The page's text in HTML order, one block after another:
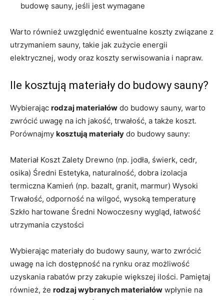
budowę sauny, jeśli jest wymagane
Warto również uwzględnić ewentualne koszty związane z
utrzymaniem sauny, takie jak zużycie energii
elektrycznej, wody oraz koszty serwisowania i napraw.
Ile kosztują materiały do budowy sauny?
Wybierając rodzaj materiałów do budowy sauny, warto
zwrócić uwagę na ich jakość, trwałość, a także koszt.
Porównajmy kosztują materiały do budowy sauny:
Materiał Koszt Zalety Drewno (np. jodła, świerk, cedr,
osika) Średni Estetyka, naturalność, dobra izolacja
termiczna Kamień (np. bazalt, granit, marmur) Wysoki
Trwałość, odporność na wilgoć, wysoką temperaturę
Szkło hartowane Średni Nowoczesny wygląd, łatwość
utrzymania czystości
Wybierając materiały do budowy sauny, warto zwrócić
uwagę na ich dostępność na rynku oraz możliwość
uzyskania rabatów przy zakupie większej ilości. Pamiętaj
również, że rodzaj wybranych materiałów wpłynie na